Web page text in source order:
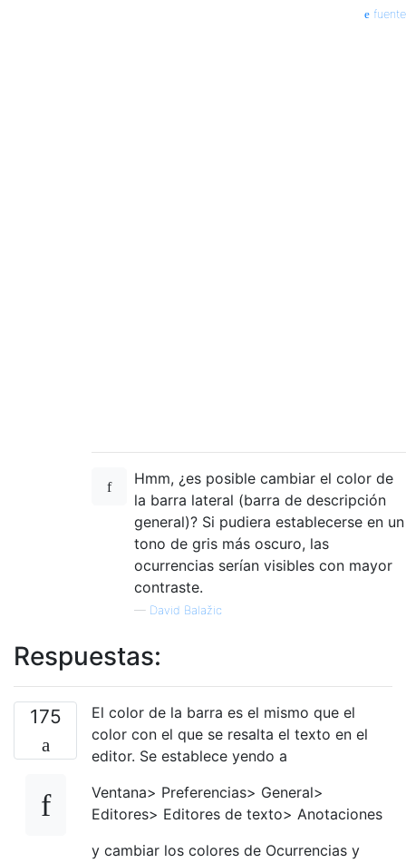
fuente
Hmm, ¿es posible cambiar el color de
la barra lateral (barra de descripción
general)? Si pudiera establecerse en un
tono de gris más oscuro, las
ocurrencias serían visibles con mayor
contraste.
— David Balažic
Respuestas:
175
El color de la barra es el mismo que el
color con el que se resalta el texto en el
editor. Se establece yendo a
Ventana> Preferencias> General>
Editores> Editores de texto> Anotaciones
y cambiar los colores de Ocurrencias y